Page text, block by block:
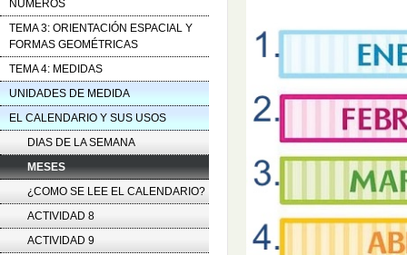
NÚMEROS
TEMA 3: ORIENTACIÓN ESPACIAL Y
FORMAS GEOMÉTRICAS
TEMA 4: MEDIDAS
UNIDADES DE MEDIDA
EL CALENDARIO Y SUS USOS
DIAS DE LA SEMANA
MESES
¿COMO SE LEE EL CALENDARIO?
ACTIVIDAD 8
ACTIVIDAD 9